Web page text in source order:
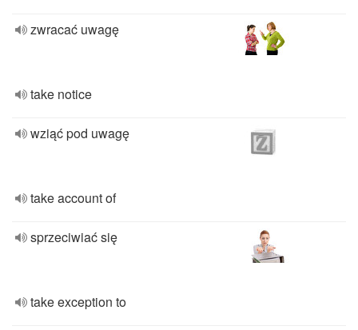
zwracać uwagę
take notice
wziąć pod uwagę
take account of
sprzeciwiać się
take exception to